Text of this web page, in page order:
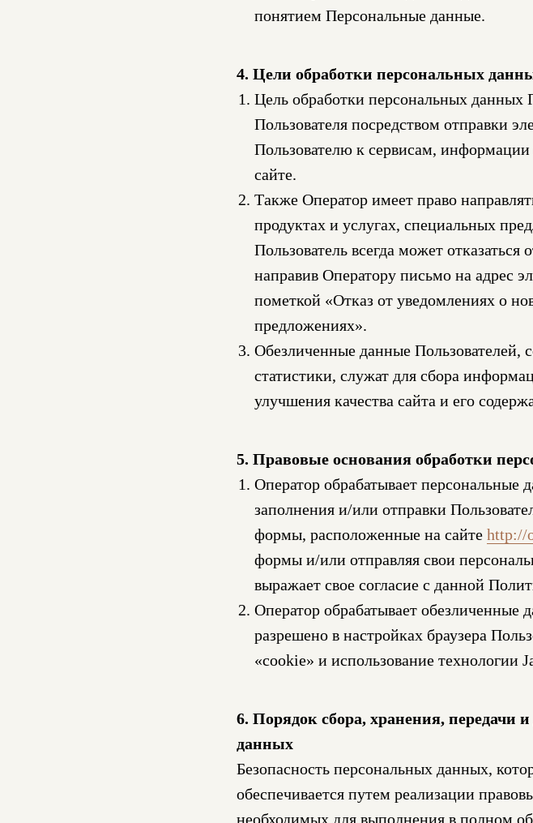
понятием Персональные данные.
4. Цели обработки персональных
Цель обработки персональных
Пользователя посредством отправки
Пользователю к сервисам,
сайте.
Также Оператор имеет право
продуктах и услугах, специальных
Пользователь всегда может
направив Оператору письмо на адрес
пометкой «Отказ от уведомлениях о
предложениях».
Обезличенные данные Пользователей,
статистики, служат для сбора
улучшения качества сайта и его
5. Правовые основания обработки
Оператор обрабатывает персональные
заполнения и/или отправки
формы, расположенные на сайте http://
формы и/или отправляя свои
выражает свое согласие с данной
Оператор обрабатывает обезличенные
разрешено в настройках браузера
«cookie» и использование технологии
6. Порядок сбора, хранения, передачи
данных
Безопасность персональных данных,
обеспечивается путем реализации
необходимых для выполнения в полном